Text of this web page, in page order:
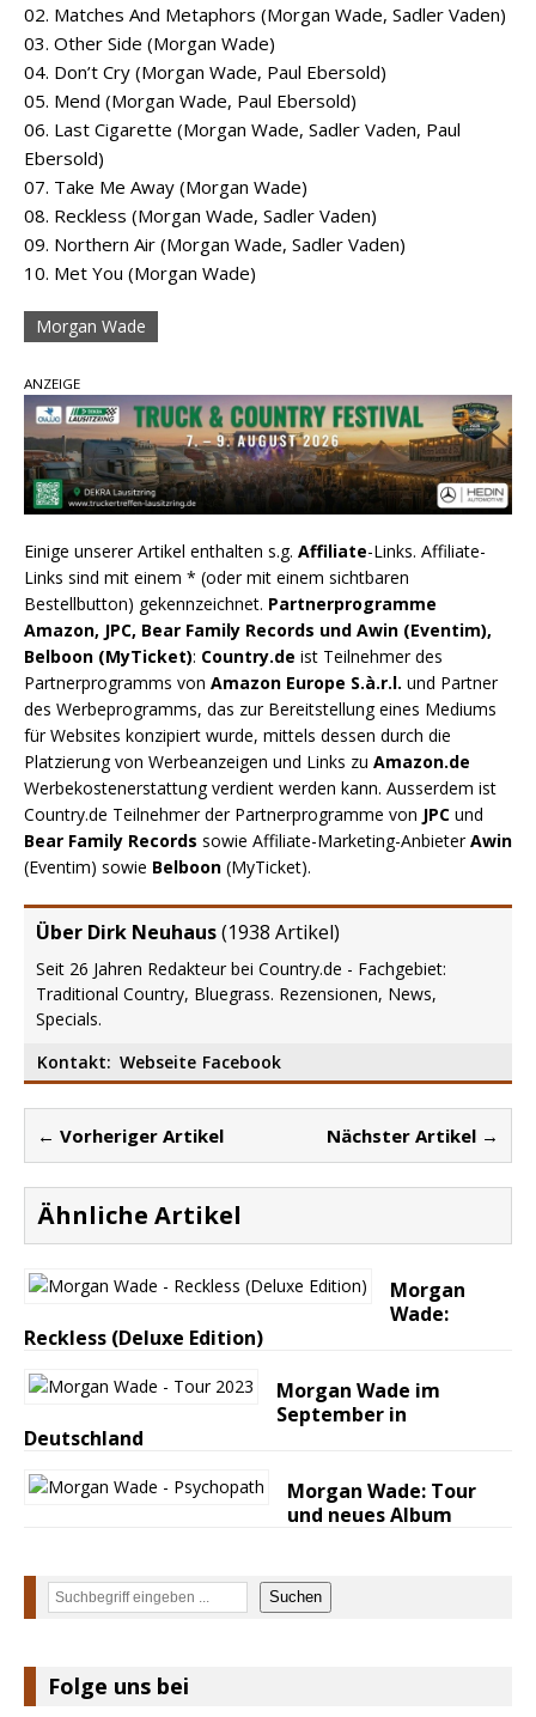
02. Matches And Metaphors (Morgan Wade, Sadler Vaden)
03. Other Side (Morgan Wade)
04. Don’t Cry (Morgan Wade, Paul Ebersold)
05. Mend (Morgan Wade, Paul Ebersold)
06. Last Cigarette (Morgan Wade, Sadler Vaden, Paul
Ebersold)
07. Take Me Away (Morgan Wade)
08. Reckless (Morgan Wade, Sadler Vaden)
09. Northern Air (Morgan Wade, Sadler Vaden)
10. Met You (Morgan Wade)
Morgan Wade
ANZEIGE
Einige unserer Artikel enthalten s.g. Affiliate-Links. Affiliate-
Links sind mit einem * (oder mit einem sichtbaren
Bestellbutton) gekennzeichnet. Partnerprogramme
Amazon, JPC, Bear Family Records und Awin (Eventim),
Belboon (MyTicket): Country.de ist Teilnehmer des
Partnerprogramms von Amazon Europe S.à.r.l. und Partner
des Werbeprogramms, das zur Bereitstellung eines Mediums
für Websites konzipiert wurde, mittels dessen durch die
Platzierung von Werbeanzeigen und Links zu Amazon.de
Werbekostenerstattung verdient werden kann. Ausserdem ist
Country.de Teilnehmer der Partnerprogramme von JPC und
Bear Family Records sowie Affiliate-Marketing-AnbieterAwin
(Eventim) sowie Belboon (MyTicket).
Über Dirk Neuhaus(1938 Artikel)
Seit 26 Jahren Redakteur bei Country.de - Fachgebiet:
Traditional Country, Bluegrass. Rezensionen, News,
Specials.
Kontakt: Webseite Facebook
← Vorheriger Artikel Nächster Artikel →
Ähnliche Artikel
Morgan
Wade:
Reckless (Deluxe Edition)
Morgan Wade im
September in
Deutschland
Morgan Wade: Tour
und neues Album
Suchen Suchen
Folge uns bei